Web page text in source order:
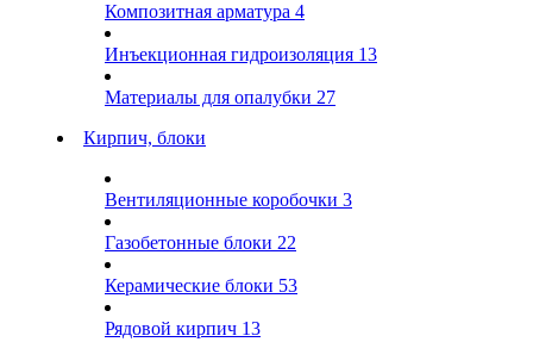
Композитная арматура 4
Инъекционная гидроизоляция 13
Материалы для опалубки 27
Кирпич, блоки
Вентиляционные коробочки 3
Газобетонные блоки 22
Керамические блоки 53
Рядовой кирпич 13